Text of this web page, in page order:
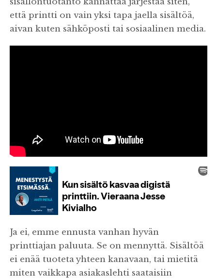
että printti on vain yksi tapa jaella sisältöä,
aivan kuten sähköposti tai sosiaalinen media.
Ja ei, emme ennusta vanhan hyvän
printtiajan paluuta. Se on mennyttä. Sisältöä
ei enää tuoteta yhteen kanavaan, tai mietitä
miten vaikkapa asiakaslehti saataisiin